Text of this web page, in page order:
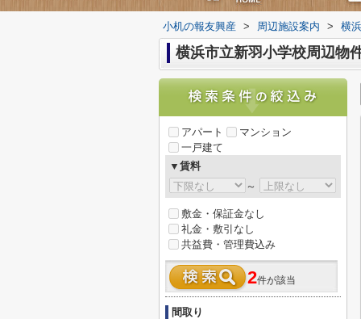
小机の報友興産 > 周辺施設案内 > 横
横浜市立新羽小学校周辺物
アパート
マンション
一戸建て
▼賃料
～
敷金・保証金なし
礼金・敷引なし
共益費・管理費込み
2件が該当
間取り